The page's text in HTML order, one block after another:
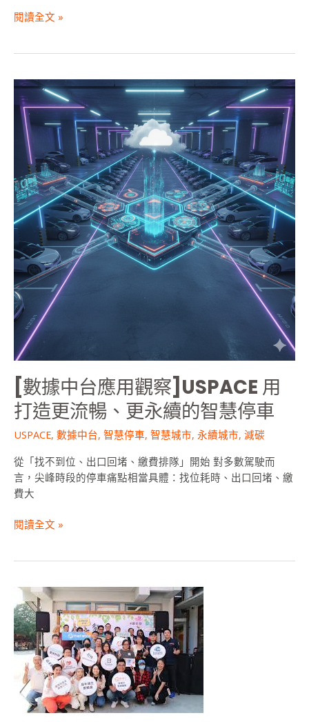
閱讀全文 »
[數據中台應用觀察]USPACE 用
打造更流暢、更永續的智慧停車
USPACE, 數據中台, 智慧停車, 智慧城市, 永續城市, 減碳
從「找不到位、出口回堵、繳費排隊」開始 對多數駕駛而
言，尖峰時段的停車痛點相當具體：找位耗時、出口回堵、繳
費大
[數
據
中
台
觀
察]USPACE
用
打
造
更
流
暢、
更
永
續
的
停
車
閱讀全文 »
[社
會
創
新
加
器]